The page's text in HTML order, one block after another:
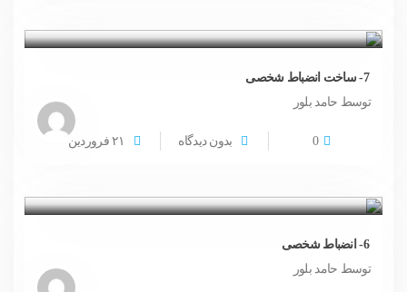
7- ساخت انضباط شخصی
توسط حامد بلور
0 بدون دیدگاه ۲۱فروردین
6- انضباط شخصی
توسط حامد بلور